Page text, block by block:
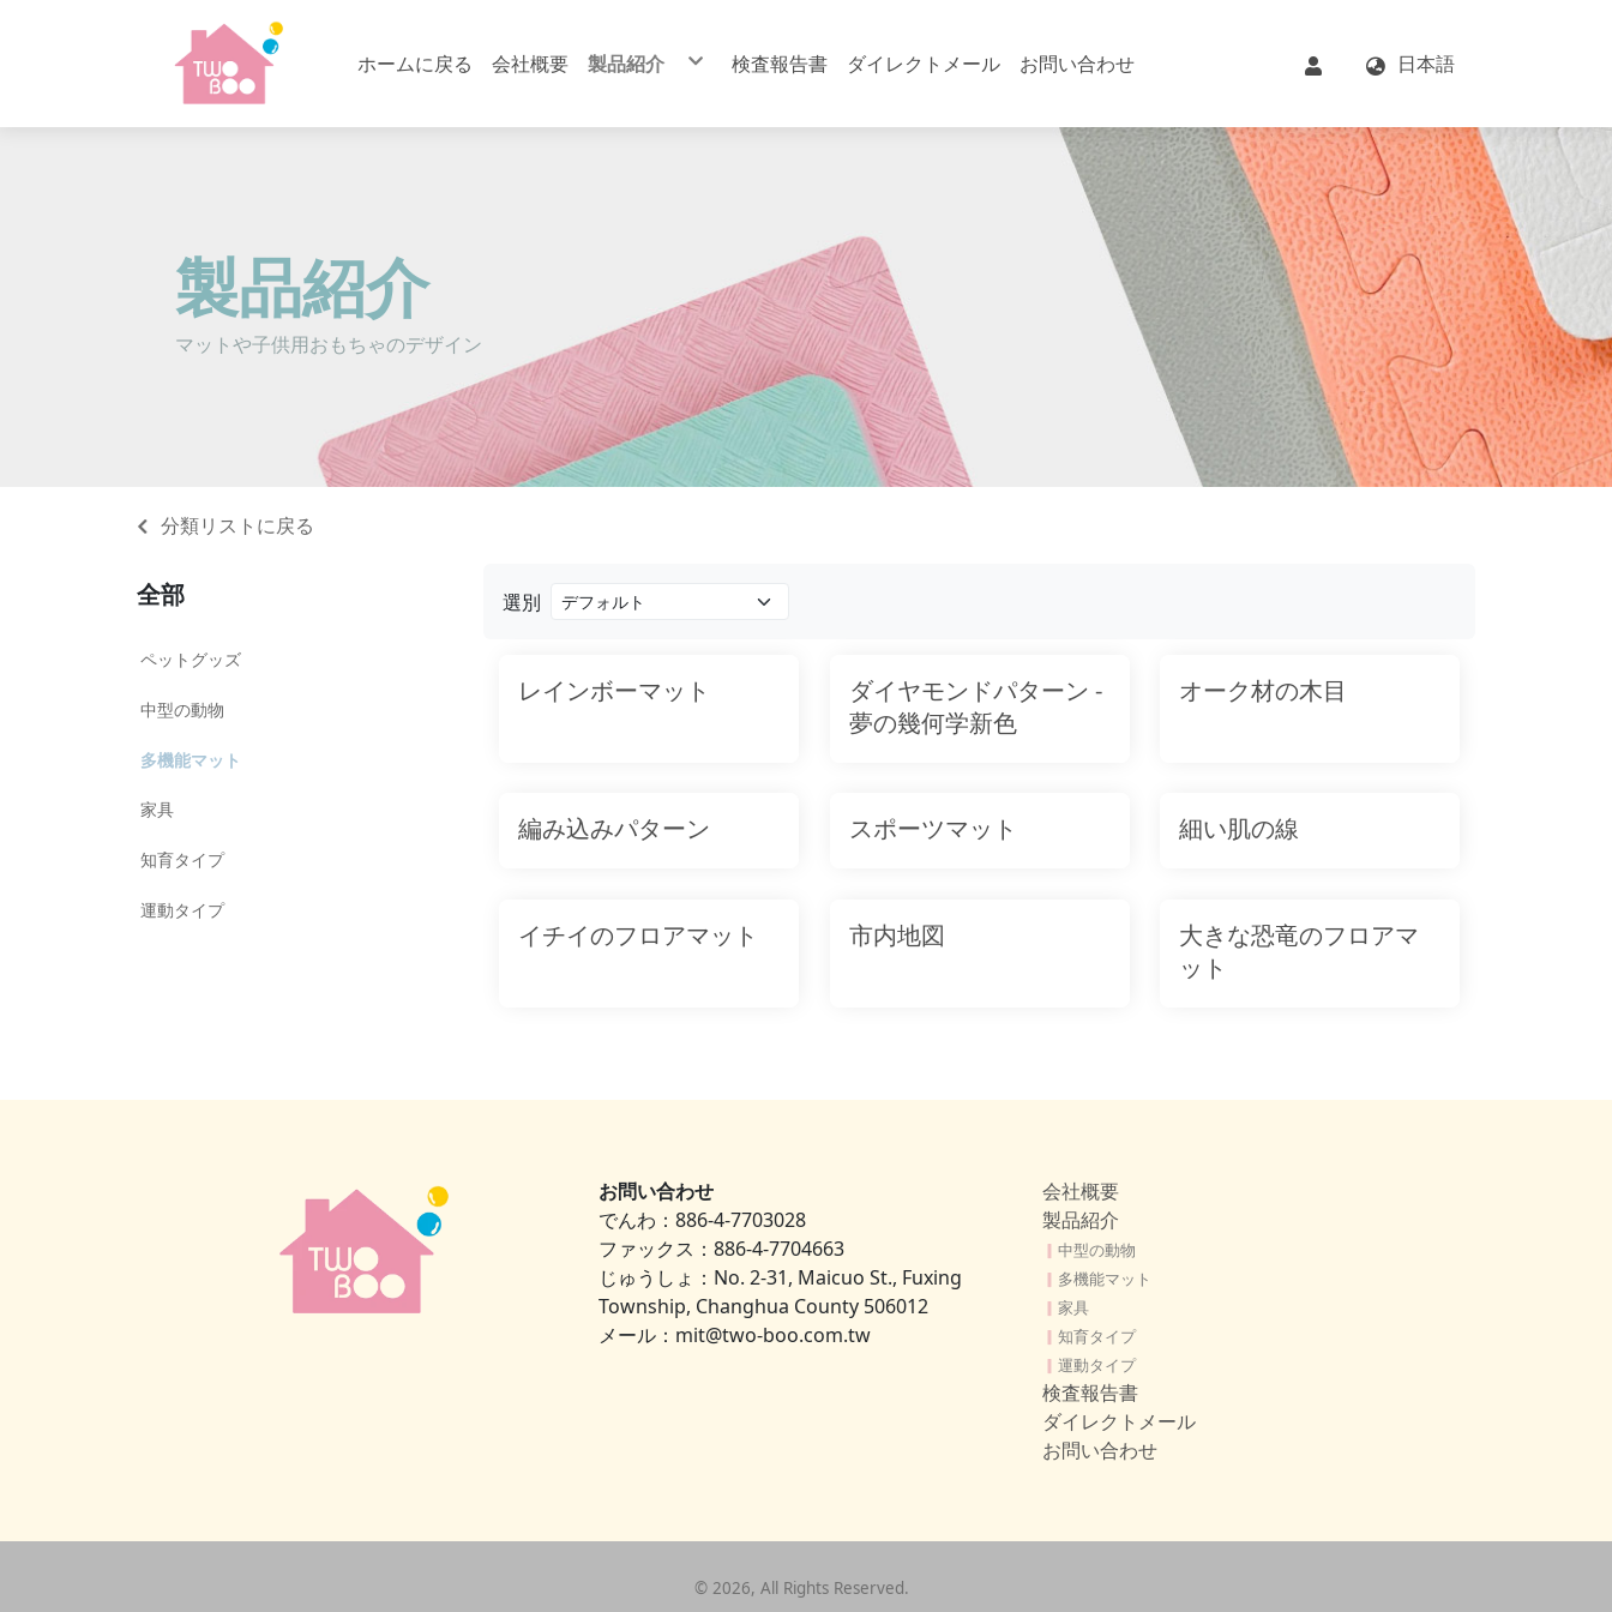
日本語
ホームに戻る 会社概要 製品紹介
家具
検査報告書 ダイレクトメール お問い合わせ
製品紹介
マットや子供用おもちゃのデザイン
分類リストに戻る
選別
レインボーマット
ダイヤモンドパターン -
夢の幾何学新色
オーク材の木目
編み込みパターン スポーツマット 細い肌の線
イチイのフロアマット 市内地図
大きな恐竜のフロアマ
ット
全部
ペットグッズ
中型の動物
多機能マット
家具
知育タイプ
運動タイプ
お問い合わせ
でんわ：886-4-7703028
ファックス：886-4-7704663
じゅうしょ：No. 2-31, Maicuo St., Fuxing
Township, Changhua County 506012
メール：mit@two-boo.com.tw
会社概要
製品紹介
▎ 中型の動物
▎ 多機能マット
▎ 家具
▎ 知育タイプ
▎ 運動タイプ
検査報告書
ダイレクトメール
お問い合わせ
© 2026, All Rights Reserved.